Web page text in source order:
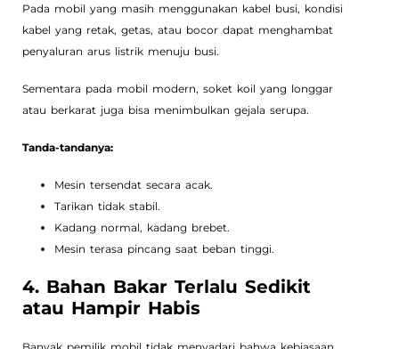
Pada mobil yang masih menggunakan kabel busi, kondisi
kabel yang retak, getas, atau bocor dapat menghambat
penyaluran arus listrik menuju busi.
Sementara pada mobil modern, soket koil yang longgar
atau berkarat juga bisa menimbulkan gejala serupa.
Tanda-tandanya:
Mesin tersendat secara acak.
Tarikan tidak stabil.
Kadang normal, kadang brebet.
Mesin terasa pincang saat beban tinggi.
4. Bahan Bakar Terlalu Sedikit
atau Hampir Habis